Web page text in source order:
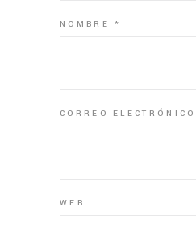
NOMBRE*
CORREO ELECTRÓNICO
WEB